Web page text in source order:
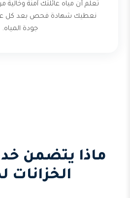
تعلم أن مياه عائلتك آمنة وخالية
نعطيك شهادة فحص بعد كل
جودة المياه.
ماذا يتضمن
الخزانات